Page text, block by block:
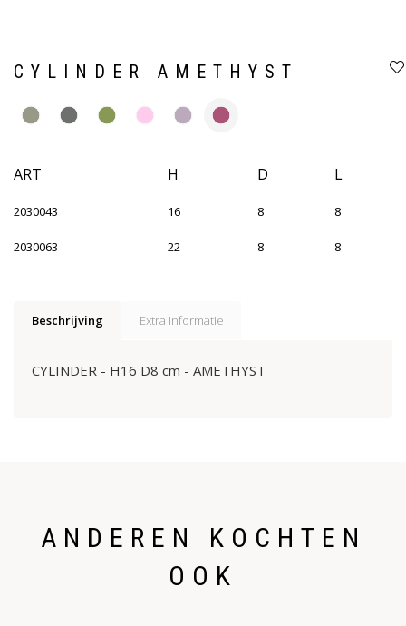
CYLINDER AMETHYST
ART H D L
2030043 16 8 8
2030063 22 8 8
Beschrijving Extra informatie
CYLINDER - H16 D8 cm - AMETHYST
ANDEREN KOCHTEN
OOK